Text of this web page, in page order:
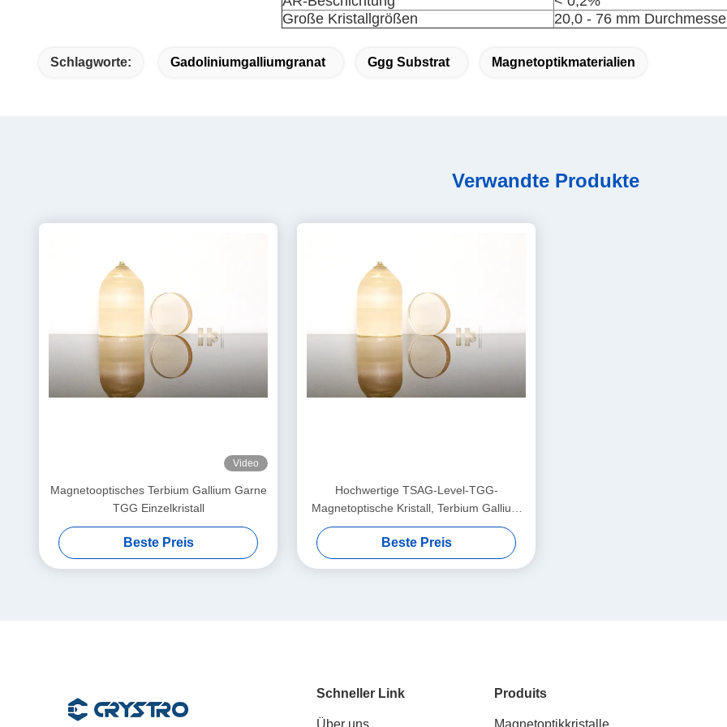
Große Kristallgrößen
20,0 - 76 mm
Schlagworte: Gadoliniumgalliumgranat Ggg Substrat Magnetoptikmaterialien
Verwandte Produkte
Video
Magnetooptisches Terbium Gallium Garne
TGG Einzelkristall
Beste Preis
Hochwertige TSAG-Level-TGG-
Magnetoptische Kristall, Terbium Gallium
Garnet für Faraday-Isolatoren und
Rotatoren, 400 ‰ 1100 nm Übertragung
Beste Preis
Schneller Link
Über uns
Produits
Magnetoptikkristalle